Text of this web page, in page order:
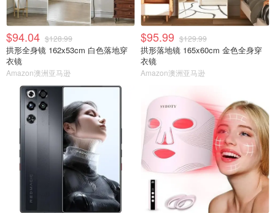
$94.04 $128.99
拱形全身镜 162x53cm 白色落地穿
衣镜
Amazon澳洲亚马逊
$95.99 $129.99
拱形落地镜 165x60cm 金色全身穿
衣镜
Amazon澳洲亚马逊